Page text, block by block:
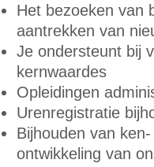
Het bezoeken van
aantrekken van
Je ondersteunt bij
kernwaardes
Opleidingen
Urenregistratie
Bijhouden van
ontwikkeling van